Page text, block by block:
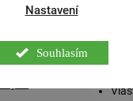
Nastavení
Souhlasím
semen.
výrobky z
Výhody pro
zákazníky: